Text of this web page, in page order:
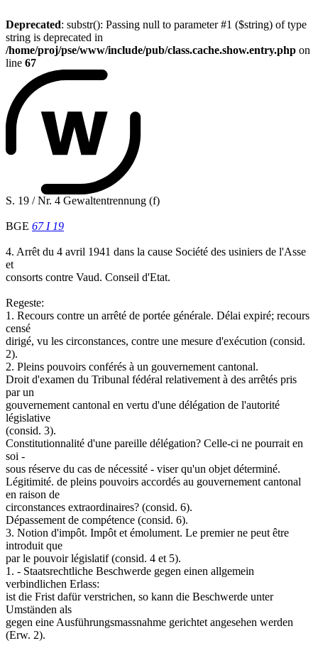
Deprecated: substr(): Passing null to parameter #1 ($string) of type
string is deprecated in
/home/proj/pse/www/include/pub/class.cache.show.entry.php on
line 67
S. 19 / Nr. 4 Gewaltentrennung (f)
BGE 67 I 19
4. Arrêt du 4 avril 1941 dans la cause Société des usiniers de l'Asse
et
consorts contre Vaud. Conseil d'Etat.
Regeste:
1. Recours contre un arrêté de portée générale. Délai expiré; recours
censé
dirigé, vu les circonstances, contre une mesure d'exécution (consid.
2).
2. Pleins pouvoirs conférés à un gouvernement cantonal.
Droit d'examen du Tribunal fédéral relativement à des arrêtés pris
par un
gouvernement cantonal en vertu d'une délégation de l'autorité
législative
(consid. 3).
Constitutionnalité d'une pareille délégation? Celle-ci ne pourrait en
soi -
sous réserve du cas de nécessité - viser qu'un objet déterminé.
Légitimité. de pleins pouvoirs accordés au gouvernement cantonal
en raison de
circonstances extraordinaires? (consid. 6).
Dépassement de compétence (consid. 6).
3. Notion d'impôt. Impôt et émolument. Le premier ne peut être
introduit que
par le pouvoir législatif (consid. 4 et 5).
1. - Staatsrechtliche Beschwerde gegen einen allgemein
verbindlichen Erlass:
ist die Frist dafür verstrichen, so kann die Beschwerde unter
Umständen als
gegen eine Ausführungsmassnahme gerichtet angesehen werden
(Erw. 2).